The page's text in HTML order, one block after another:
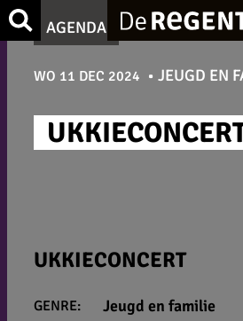
Ga
naar
Zoek
AGENDA
WO 11 DEC 2024 JEUGD EN
UKKIECONCERT
GENRE: Jeugd en familie